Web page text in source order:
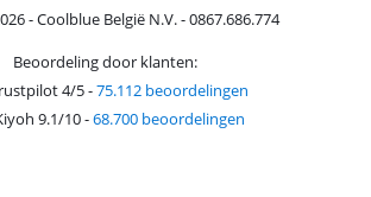
- Coolblue België N.V. - 0867.686.774
Beoordeling door klanten:
4/5-75.112 beoordelingen
9.1/10-68.700 beoordelingen